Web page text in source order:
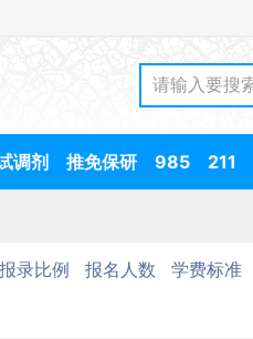
调剂 推免保研 985 211
报录比例 报名人数 学费标准